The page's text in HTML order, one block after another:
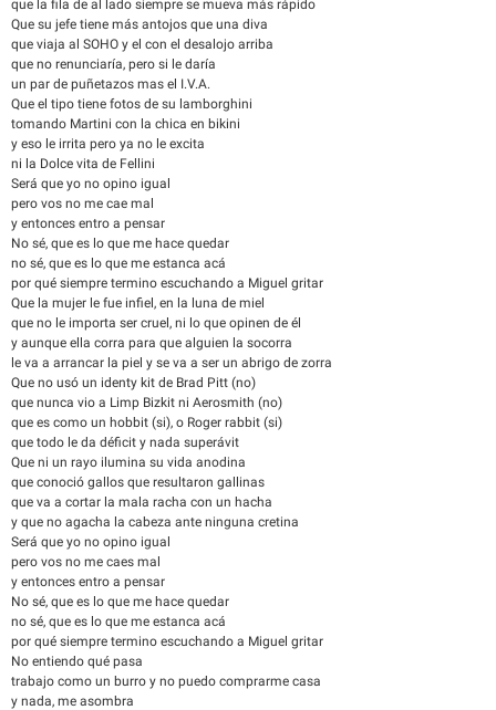
que la fila de al lado siempre se mueva más rápido
Que su jefe tiene más antojos que una diva
que viaja al SOHO y el con el desalojo arriba
que no renunciaría, pero si le daría
un par de puñetazos mas el I.V.A.
Que el tipo tiene fotos de su lamborghini
tomando Martini con la chica en bikini
y eso le irrita pero ya no le excita
ni la Dolce vita de Fellini
Será que yo no opino igual
pero vos no me cae mal
y entonces entro a pensar
No sé, que es lo que me hace quedar
no sé, que es lo que me estanca acá
por qué siempre termino escuchando a Miguel gritar
Que la mujer le fue infiel, en la luna de miel
que no le importa ser cruel, ni lo que opinen de él
y aunque ella corra para que alguien la socorra
le va a arrancar la piel y se va a ser un abrigo de zorra
Que no usó un identy kit de Brad Pitt (no)
que nunca vio a Limp Bizkit ni Aerosmith (no)
que es como un hobbit (si), o Roger rabbit (si)
que todo le da déficit y nada superávit
Que ni un rayo ilumina su vida anodina
que conoció gallos que resultaron gallinas
que va a cortar la mala racha con un hacha
y que no agacha la cabeza ante ninguna cretina
Será que yo no opino igual
pero vos no me caes mal
y entonces entro a pensar
No sé, que es lo que me hace quedar
no sé, que es lo que me estanca acá
por qué siempre termino escuchando a Miguel gritar
No entiendo qué pasa
trabajo como un burro y no puedo comprarme casa
y nada, me asombra